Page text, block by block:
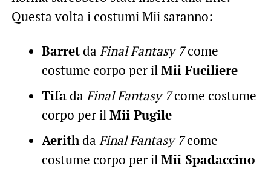
Questa volta i costumi Mii saranno:
Barretda Final Fantasy 7come
costume corpo per ilMii Fuciliere
Tifada Final Fantasy 7come costume
corpo per ilMii Pugile
Aerithda Final Fantasy 7come
costume corpo per ilMii Spadaccino